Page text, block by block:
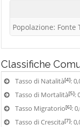
Popolazione: Fonte
Classifiche
Tasso di Natalità[4]:
Tasso di Mortalità[5]:
Tasso Migratorio[6]:
Tasso di Crescita[7]: